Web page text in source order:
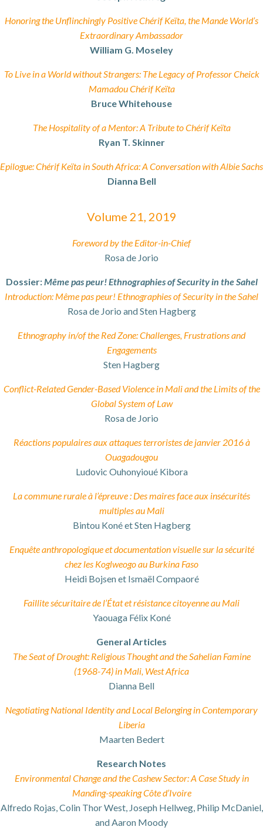
Honoring the Unflinchingly Positive Chérif Keïta, the Mande World’s
Extraordinary Ambassador
William G. Moseley
To Live in a World without Strangers: The Legacy of Professor Cheick
Mamadou Chérif Keïta
Bruce Whitehouse
The Hospitality of a Mentor: A Tribute to Chérif Keïta
Ryan T. Skinner
Epilogue: Chérif Keïta in South Africa: A Conversation with Albie Sachs
Dianna Bell
Volume 21, 2019
Foreword by the Editor-in-Chief
Rosa de Jorio
Dossier:Même pas peur! Ethnographies of Security in the Sahel
Introduction: Même pas peur! Ethnographies of Security in the Sahel
Rosa de Jorio and Sten Hagberg
Ethnography in/of the Red Zone: Challenges, Frustrations and
Engagements
Sten Hagberg
Conflict-Related Gender-Based Violence in Mali and the Limits of the
Global System of Law
Rosa de Jorio
Réactions populaires aux attaques terroristes de janvier 2016 à
Ouagadougou
Ludovic Ouhonyioué Kibora
La commune rurale à l’épreuve : Des maires face aux insécurités
multiples au Mali
Bintou Koné et Sten Hagberg
Enquête anthropologique et documentation visuelle sur la sécurité
chez les Koglweogo au Burkina Faso
Heidi Bojsen et Ismaël Compaoré
Faillite sécuritaire de l’État et résistance citoyenne au Mali
Yaouaga Félix Koné
General Articles
The Seat of Drought: Religious Thought and the Sahelian Famine
(1968-74) in Mali, West Africa
Dianna Bell
Negotiating National Identity and Local Belonging in Contemporary
Liberia
Maarten Bedert
Research Notes
Environmental Change and the Cashew Sector: A Case Study in
Manding-speaking Côte d’Ivoire
Alfredo Rojas, Colin Thor West, Joseph Hellweg, Philip McDaniel,
and Aaron Moody